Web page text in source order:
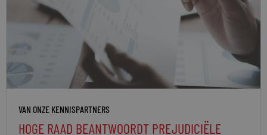
VAN ONZE KENNISPARTNERS
HOGE RAAD BEANTWOORDT PREJUDICIËLE